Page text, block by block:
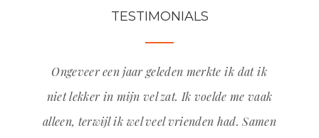
TESTIMONIALS
Ongeveer een jaar geleden merkte ik dat ik
niet lekker in mijn vel zat. Ik voelde me vaak
alleen, terwijl ik wel veel vrienden had. Samen